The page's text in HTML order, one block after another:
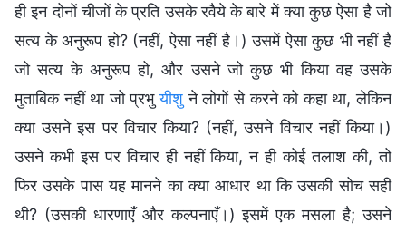
ही इन दोनों चीजों के प्रति उसके रवैये के बारे में क्या कुछ ऐसा है जो
सत्य के अनुरूप हो? (नहीं, ऐसा नहीं है।) उसमें ऐसा कुछ भी नहीं है
जो सत्य के अनुरूप हो, और उसने जो कुछ भी किया वह उसके
मुताबिक नहीं था जो प्रभुयीशु ने लोगों से करने को कहा था, लेकिन
क्या उसने इस पर विचार किया? (नहीं, उसने विचार नहीं किया।)
उसने कभी इस पर विचार ही नहीं किया, न ही कोई तलाश की, तो
फिर उसके पास यह मानने का क्या आधार था कि उसकी सोच सही
थी? (उसकी धारणाएँ और कल्पनाएँ।) इसमें एक मसला है; उसने